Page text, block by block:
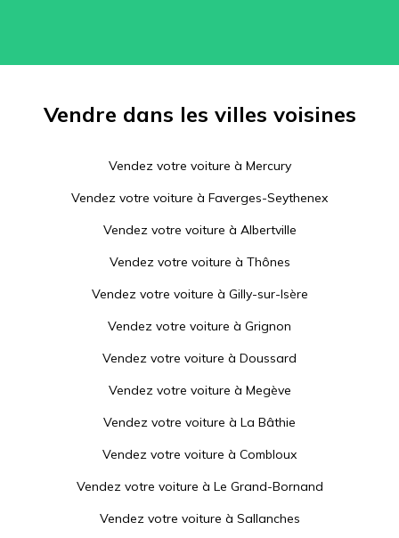
Vendre dans les villes voisines
Vendez votre voiture à Mercury
Vendez votre voiture à Faverges-Seythenex
Vendez votre voiture à Albertville
Vendez votre voiture à Thônes
Vendez votre voiture à Gilly-sur-Isère
Vendez votre voiture à Grignon
Vendez votre voiture à Doussard
Vendez votre voiture à Megève
Vendez votre voiture à La Bâthie
Vendez votre voiture à Combloux
Vendez votre voiture à Le Grand-Bornand
Vendez votre voiture à Sallanches